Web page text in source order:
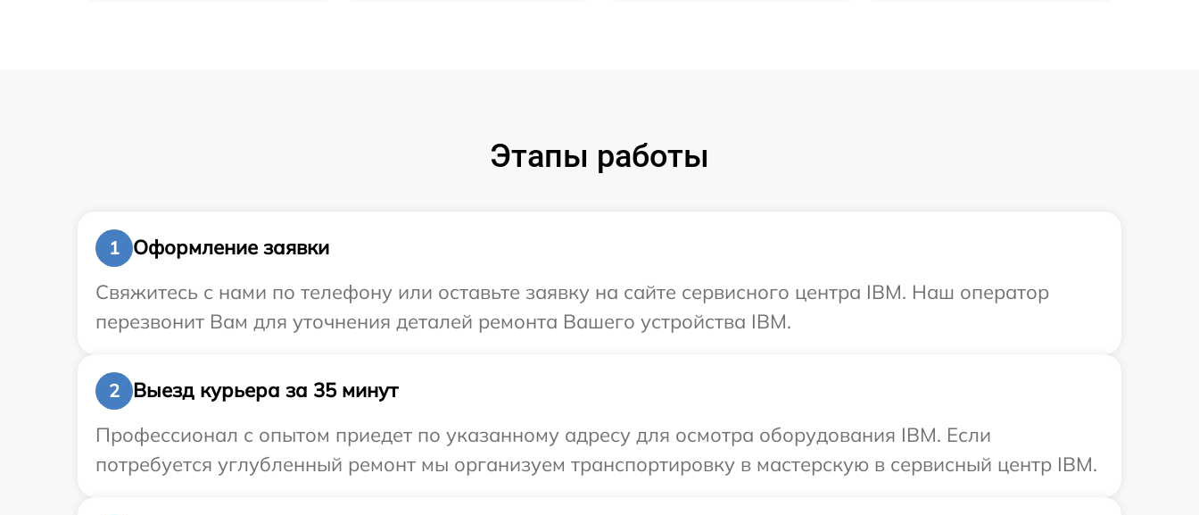
Этапы работы
1
Оформление заявки
Свяжитесь с нами по телефону или оставьте заявку на сайте сервисного центра IBM. Наш оператор
перезвонит Вам для уточнения деталей ремонта Вашего устройства IBM.
2
Выезд курьера за 35 минут
Профессионал с опытом приедет по указанному адресу для осмотра оборудования IBM. Если
потребуется углубленный ремонт мы организуем транспортировку в мастерскую в сервисный центр IBM.